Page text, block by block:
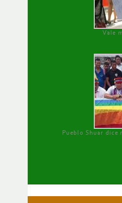
Vale
Pueblo Shuar dice